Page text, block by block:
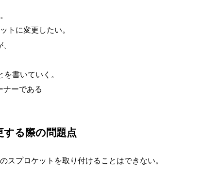
トに変更したい。
書いていく。
ナーである
る際の問題点
スプロケットを取り付けることはできない。